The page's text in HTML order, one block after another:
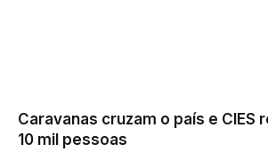
Caravanas cruzam o país e CIES
10 mil pessoas